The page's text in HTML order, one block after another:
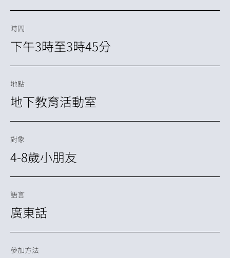
時間
下午3時至3時45分
地點
地下教育活動室
對象
4-8歲小朋友
語言
廣東話
參加方法